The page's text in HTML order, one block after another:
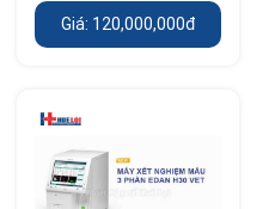
Giá: 120,000,000đ